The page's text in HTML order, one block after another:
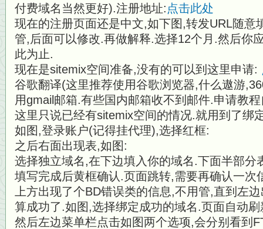
付费域名当然更好).注册地址: 点击此处
现在的注册页面还是中文,如下图,转发URL随意
管,后面可以修改.再做解释.选择12个月.然后你
此为止.
现在是sitemix空间准备,没有的可以到这里申请:
谷歌翻译(这里推荐使用谷歌浏览器,什么遨游
用gmail邮箱.有些国内邮箱收不到邮件.申请教
这里只说已经有sitemix空间的情况.就用到了绑
如图,登录账户(记得挂代理),选择红框:
之后右面出现表,如图:
选择独立域名,在下边填入你的域名.下面半部分
填写完成后黄框确认.页面跳转,需要再确认一次
上方出现了个BD错误类的信息,不用管,直到左
算成功了.如图,选择绑定成功的域名.页面自动刷
然后左边菜单栏点击如图两个选项,会分别看到